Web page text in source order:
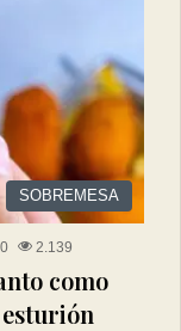
SOBREMESA
0 2.139
como